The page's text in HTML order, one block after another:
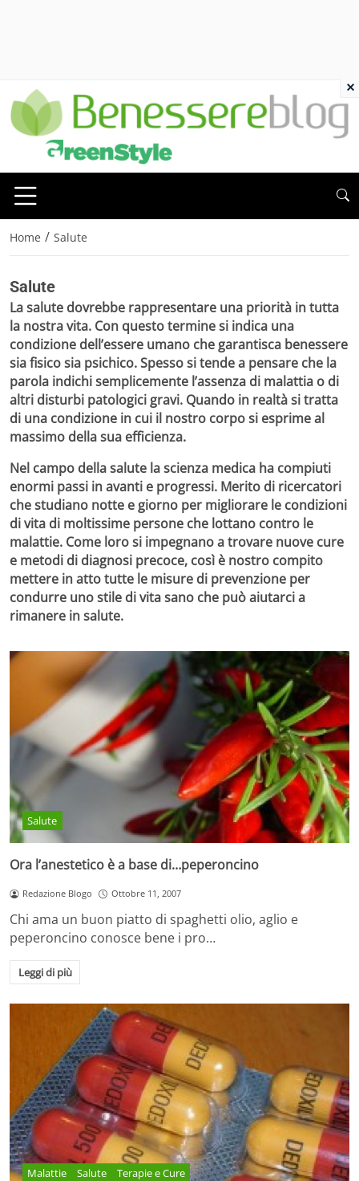
Home / Salute
Salute
Lasalute dovrebbe rappresentare una priorità in tutta
la nostra vita. Con questo termine si indica una
condizione dell’essere umano che garantisca benessere
sia fisico sia psichico. Spesso si tende a pensare che la
parola indichi semplicemente l’assenza di malattia o di
altri disturbi patologici gravi. Quando in realtà si tratta
di una condizione in cui il nostro corpo si esprime al
massimo della sua efficienza.
Nel campo della salute lascienza medica ha compiuti
enormi passi in avanti e progressi. Merito di ricercatori
che studiano notte e giorno per migliorare le condizioni
di vita di moltissime persone che lottano contro le
malattie. Come loro si impegnano a trovare nuove cure
e metodi di diagnosi precoce, così è nostro compito
mettere in atto tutte le misure di prevenzione per
condurre uno stile di vita sano che può aiutarci a
rimanere in salute.
Salute
Ora l’anestetico è a base di…peperoncino
Redazione Blogo Ottobre 11, 2007
Chi ama un buon piatto di spaghetti olio, aglio e
peperoncino conosce bene i pro…
Leggi di più
Malattie Salute Terapie e Cure
×